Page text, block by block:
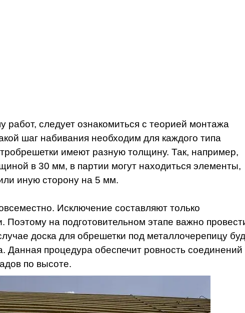
работ, следует ознакомиться с теорией монтажа
шаг набивания необходим для каждого типа
имеют разную толщину. Так, например,
в 30 мм, в партии могут находиться элементы,
иную сторону на 5 мм.
Исключение составляют только
Поэтому на подготовительном этапе важно
доска для обрешетки под металлочерепицу
Данная процедура обеспечит ровность соединений
по высоте.